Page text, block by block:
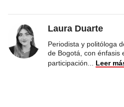
Laura Duarte
Periodista y politóloga
de Bogotá, con énfasis
participación
Leer